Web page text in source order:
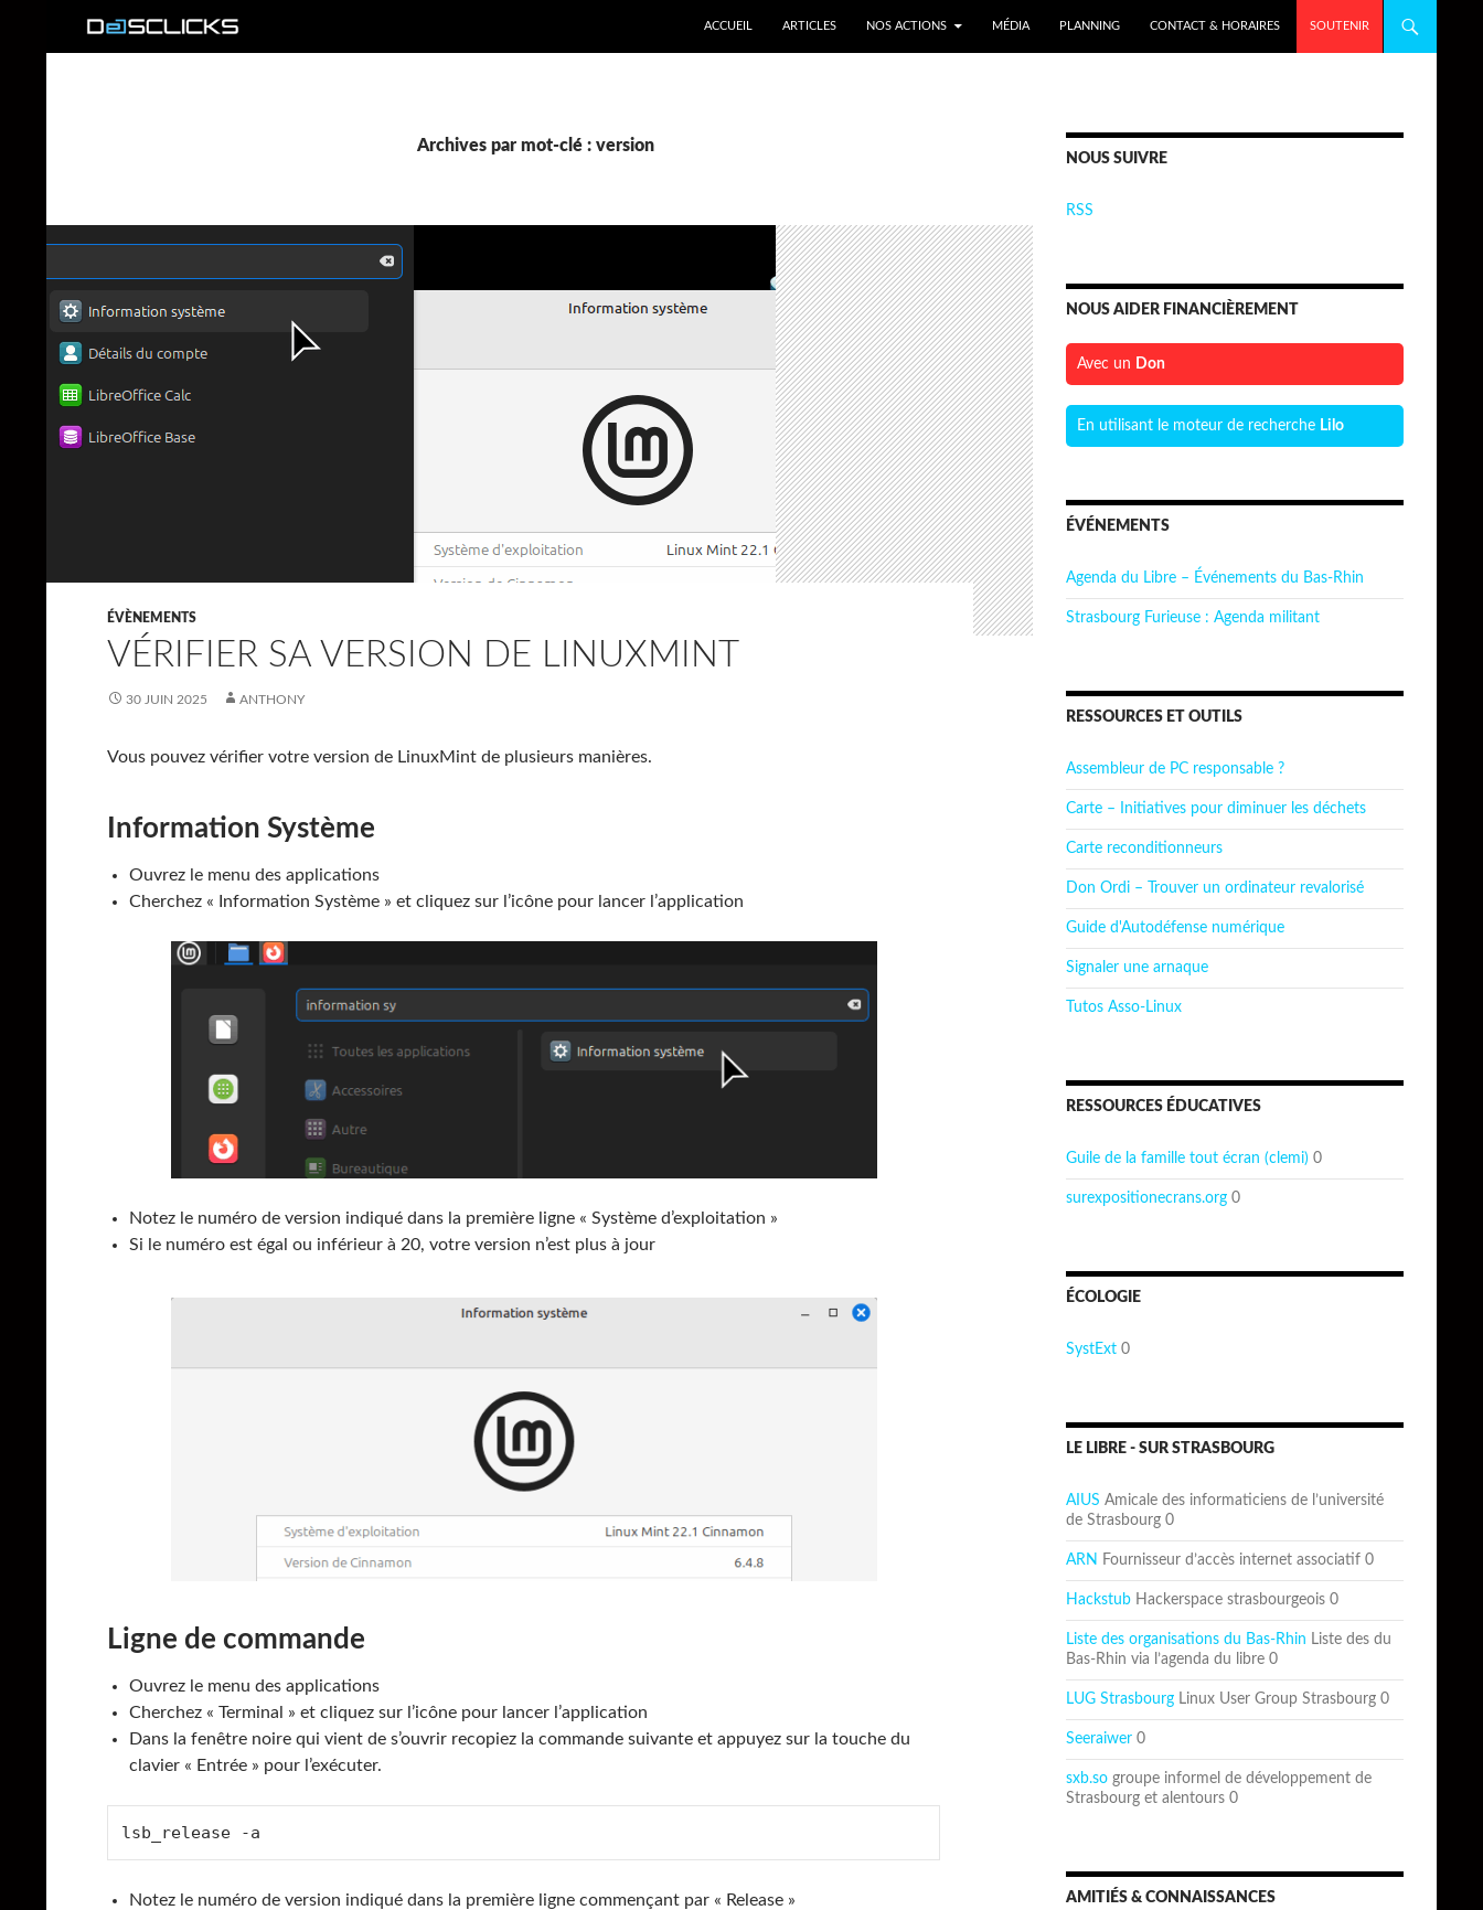
ACCUEIL
ARTICLES NOS ACTIONS MÉDIA PLANNING CONTACT & HORAIRES SOUTENIR
Archives par mot-clé : version
ÉVÈNEMENTS
VÉRIFIER SA VERSION DE LINUXMINT
30 JUIN 2025 ANTHONY
Vous pouvez vérifier votre version de LinuxMint de plusieurs manières.
Information Système
Ouvrez le menu des applications
Cherchez « Information Système » et cliquez sur l’icône pour lancer l’application
Notez le numéro de version indiqué dans la première ligne « Système d’exploitation »
Si le numéro est égal ou inférieur à 20, votre version n’est plus à jour
Ligne de commande
Ouvrez le menu des applications
Cherchez « Terminal » et cliquez sur l’icône pour lancer l’application
Dans la fenêtre noire qui vient de s’ouvrir recopiez la commande suivante et appuyez sur la touche du
clavier « Entrée » pour l’exécuter.
lsb_release -a
Notez le numéro de version indiqué dans la première ligne commençant par « Release »
NOUS SUIVRE
RSS
NOUS AIDER FINANCIÈREMENT
Avec un Don
En utilisant le moteur de recherche Lilo
ÉVÉNEMENTS
Agenda du Libre – Événements du Bas-Rhin
Strasbourg Furieuse : Agenda militant
RESSOURCES ET OUTILS
Assembleur de PC responsable ?
Carte – Initiatives pour diminuer les déchets
Carte reconditionneurs
Don Ordi – Trouver un ordinateur revalorisé
Guide d'Autodéfense numérique
Signaler une arnaque
Tutos Asso-Linux
RESSOURCES ÉDUCATIVES
Guile de la famille tout écran (clemi) 0
surexpositionecrans.org 0
ÉCOLOGIE
SystExt 0
LE LIBRE - SUR STRASBOURG
AIUS Amicale des informaticiens de l’université
de Strasbourg 0
ARN Fournisseur d’accès internet associatif 0
Hackstub Hackerspace strasbourgeois 0
Liste des organisations du Bas-Rhin Liste des du
Bas-Rhin via l’agenda du libre 0
LUG Strasbourg Linux User Group Strasbourg 0
Seeraiwer 0
sxb.so groupe informel de développement de
Strasbourg et alentours 0
AMITIÉS & CONNAISSANCES